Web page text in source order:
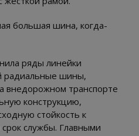
большая шина, когда-
ряды линейки
радиальные шины,
внедорожном транспорте
конструкцию,
стойкость к
службы. Главными